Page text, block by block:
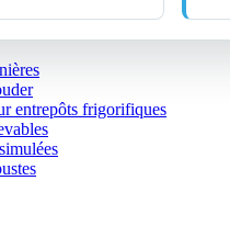
entrepôts frigorifiques